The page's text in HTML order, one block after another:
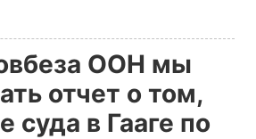
ООН мы
отчет о том,
в Гааге по